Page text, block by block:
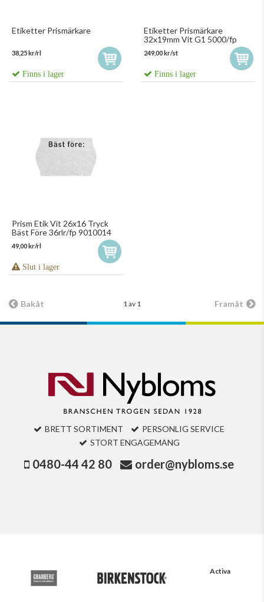
Etiketter Prismärkare
38,25 kr/rl
Finns i lager
Etiketter Prismärkare
32x19mm Vit G1 5000/fp
249,00 kr/st
Finns i lager
Prism Etik Vit 26x16 Tryck
Bäst Före 36rlr/fp 9010014
49,00 kr/rl
Slut i lager
Bakåt 1 av 1 Framåt
BRETT SORTIMENT
PERSONLIG SERVICE
STORT ENGAGEMANG
0480-44 42 80 order@nybloms.se
Activa